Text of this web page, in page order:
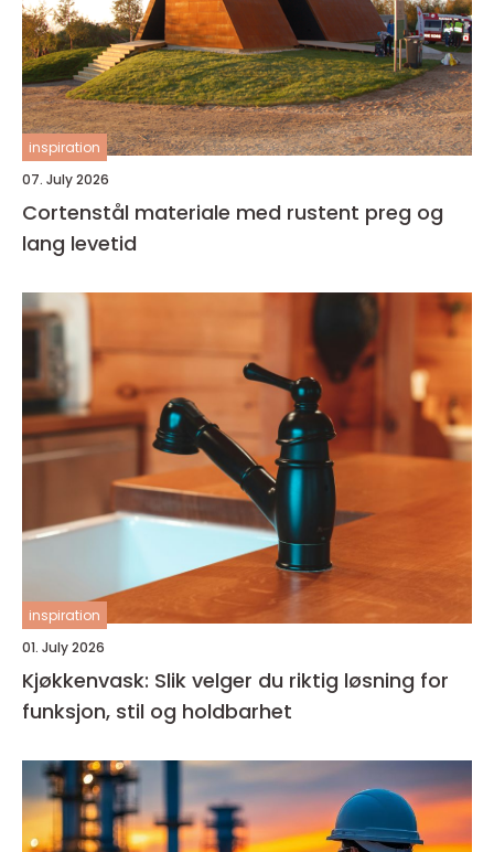
inspiration
07. July 2026
Cortenstål materiale med rustent preg og
lang levetid
inspiration
01. July 2026
Kjøkkenvask: Slik velger du riktig løsning for
funksjon, stil og holdbarhet